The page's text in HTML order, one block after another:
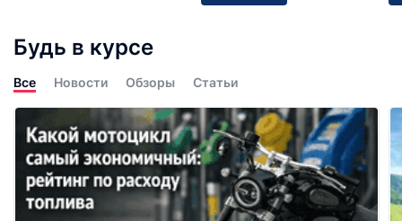
Будь в курсе
Все Новости Обзоры Статьи